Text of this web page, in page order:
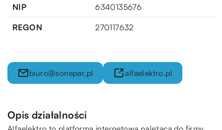
NIP 6340135676
REGON 270117632
biuro@sonepar.pl alfaelektro.pl
Opis działalności